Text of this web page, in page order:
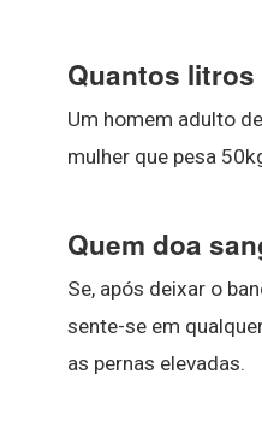
Quantos litros
Um homem adulto
mulher que pesa
Quem doa
Se, após deixar o
sente-se em
as pernas elevadas.